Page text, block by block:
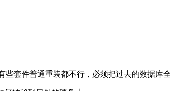
些套件普通重装都不行，必须把过去的数据库